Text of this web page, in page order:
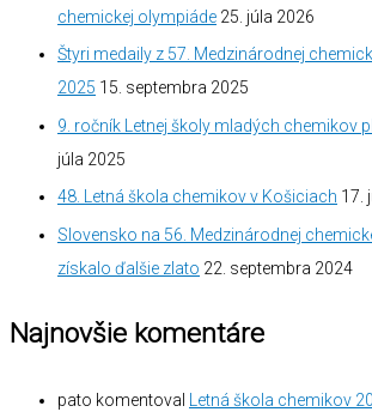
chemickej olympiáde 25. júla 2026
Štyri medaily z 57. Medzinárodnej
2025 15. septembra 2025
9. ročník Letnej školy mladých chemikov
júla 2025
48. Letná škola chemikov v Košiciach 17.
Slovensko na 56. Medzinárodnej
získalo ďalšie zlato 22. septembra 2024
Najnovšie komentáre
pato komentoval Letná škola chemikov